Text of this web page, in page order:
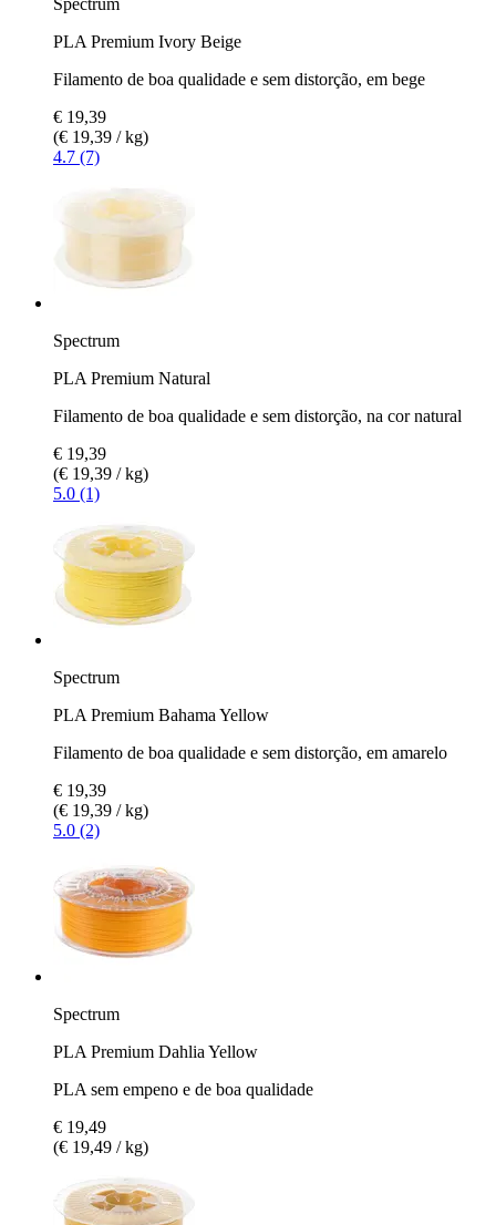
PLA Premium Ivory Beige
Filamento de boa qualidade e sem distorção, em bege
€ 19,39
(€ 19,39 / kg)
4.7 (7)
Spectrum
PLA Premium Natural
Filamento de boa qualidade e sem distorção, na cor natural
€ 19,39
(€ 19,39 / kg)
5.0 (1)
Spectrum
PLA Premium Bahama Yellow
Filamento de boa qualidade e sem distorção, em amarelo
€ 19,39
(€ 19,39 / kg)
5.0 (2)
Spectrum
PLA Premium Dahlia Yellow
PLA sem empeno e de boa qualidade
€ 19,49
(€ 19,49 / kg)